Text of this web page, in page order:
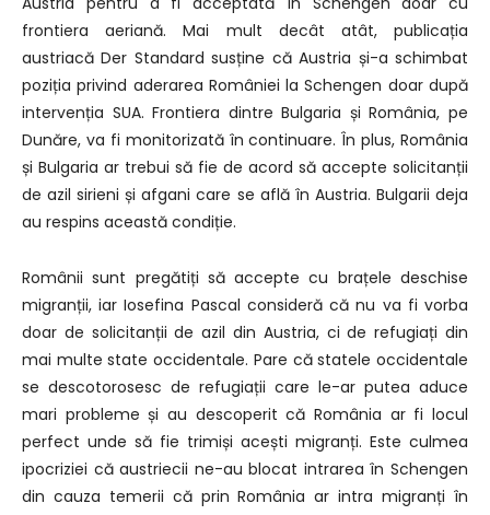
frontiera aeriană. Mai mult decât atât, publicația
austriacă Der Standard susține că Austria și-a schimbat
poziția privind aderarea României la Schengen doar după
intervenția SUA. Frontiera dintre Bulgaria și România, pe
Dunăre, va fi monitorizată în continuare. În plus, România
și Bulgaria ar trebui să fie de acord să accepte solicitanții
de azil sirieni și afgani care se află în Austria. Bulgarii deja
au respins această condiție.
Românii sunt pregătiți să accepte cu brațele deschise
migranții, iar Iosefina Pascal consideră că nu va fi vorba
doar de solicitanții de azil din Austria, ci de refugiați din
mai multe state occidentale. Pare că statele occidentale
se descotorosesc de refugiații care le-ar putea aduce
mari probleme și au descoperit că România ar fi locul
perfect unde să fie trimiși acești migranți. Este culmea
ipocriziei că austriecii ne-au blocat intrarea în Schengen
din cauza temerii că prin România ar intra migranți în